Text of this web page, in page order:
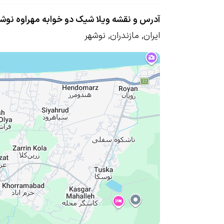
آدرس و نقشه ویلا شیک دو خوابه مهراوه
ایران, مازندران, نوشهر